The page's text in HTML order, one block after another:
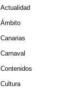
Actualidad
Ámbito
Canarias
Carnaval
Contenidos
Cultura